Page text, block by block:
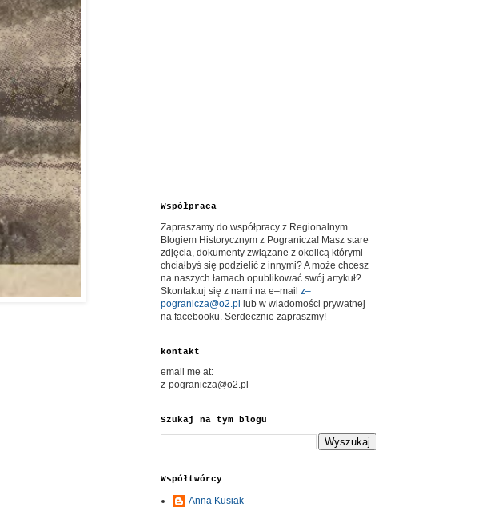
Współpraca
Zapraszamy do współpracy z Regionalnym
Blogiem Historycznym z Pogranicza! Masz stare
zdjęcia, dokumenty związane z okolicą którymi
chciałbyś się podzielić z innymi? A może chcesz
na naszych łamach opublikować swój artykuł?
Skontaktuj się z nami na e–mail z–
pogranicza@o2.pl
lub w wiadomości prywatnej
na facebooku. Serdecznie zapraszmy!
kontakt
email me at:
z-pogranicza@o2.pl
Szukaj na tym blogu
Współtwórcy
Anna Kusiak